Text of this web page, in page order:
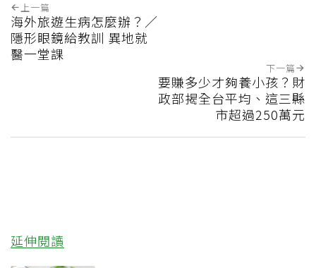
上一篇
海外旅遊生病怎麼辦？／
隱形眼鏡給教訓 異地就
醫一堂課
下一篇
要賺多少才夠養小孩？財
政部揭全台平均、這三縣
市超過250萬元
延伸閱讀